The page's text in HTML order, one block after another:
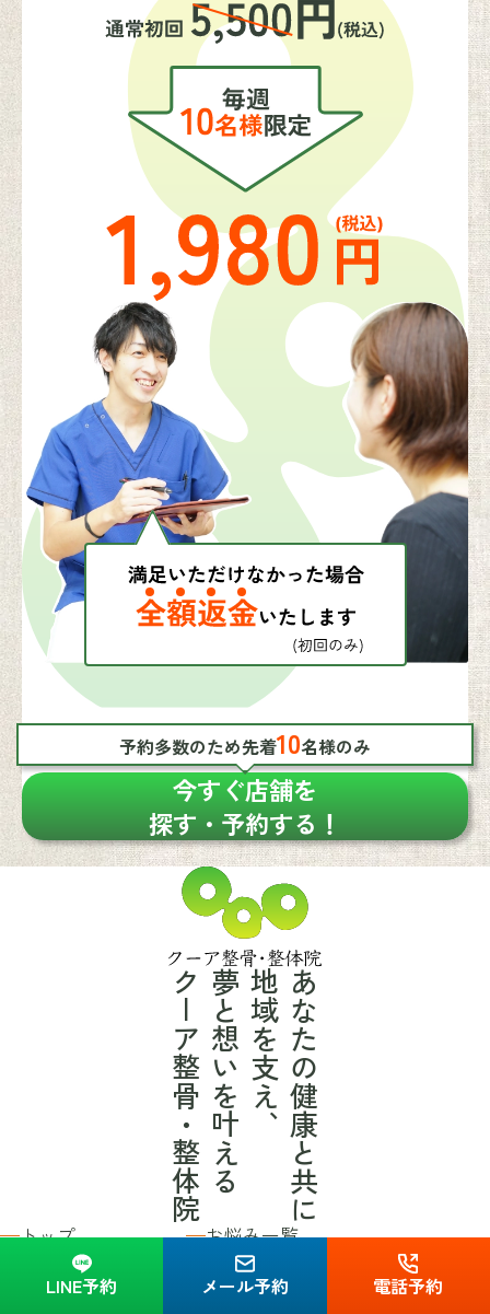
LINE予約 メール予約 電話予約
予約多数のため先着10名様のみ
今すぐ店舗を
探す・予約する！
あなたの健康と共に
地域を支え、
夢と想いを叶える
クーア整骨・整体院
トップ
お悩み一覧
初めての方へ
店舗一覧